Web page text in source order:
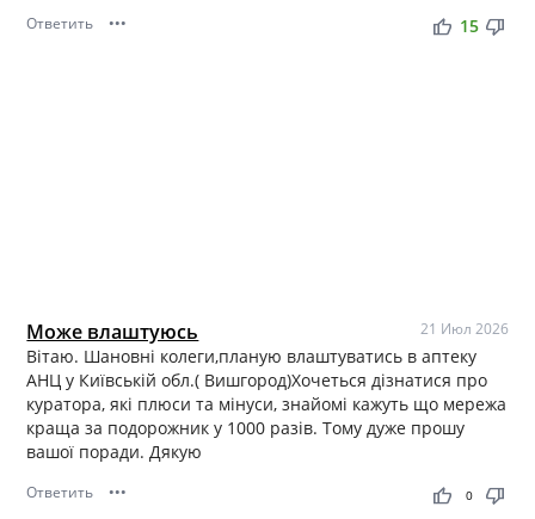
Ответить ••• thumb_up thumb_down
15
Може влаштуюсь 21 Июл 2026
Вітаю. Шановні колеги,планую влаштуватись в аптеку
АНЦ у Київській обл.( Вишгород)Хочеться дізнатися про
куратора, які плюси та мінуси, знайомі кажуть що мережа
краща за подорожник у 1000 разів. Тому дуже прошу
вашої поради. Дякую
Ответить ••• thumb_up thumb_down
0